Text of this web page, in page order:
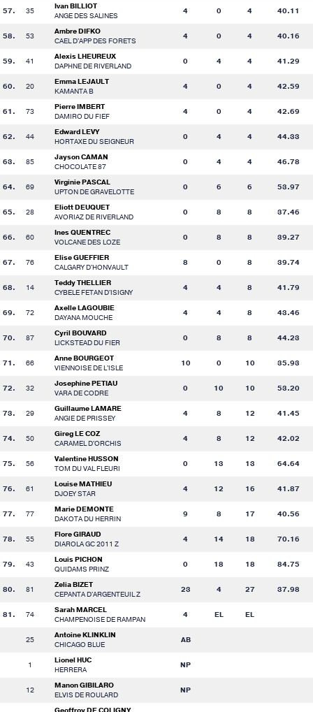
57. 35
Ivan BILLIOT
ANGE DES SALINES
4 0 4 40.11
58. 53
Ambre DIFKO
CAEL D'APP DES FORETS
4 0 4 40.16
59. 41
Alexis LHEUREUX
DAPHNE DE RIVERLAND
0 4 4 41.29
60. 20
Emma LEJAULT
KAMANTA B
4 0 4 42.59
61. 73
Pierre IMBERT
DAMIRO DU FIEF
4 0 4 42.69
62. 44
Edward LEVY
HORTAXE DU SEIGNEUR
0 4 4 44.33
63. 85
Jayson CAMAN
CHOCOLATE 87
0 4 4 46.78
64. 69
Virginie PASCAL
UPTON DE GRAVELOTTE
0 6 6 53.97
65. 28
Eliott DEUQUET
AVORIAZ DE RIVERLAND
0 8 8 37.46
66. 60
Ines QUENTREC
VOLCANE DES LOZE
0 8 8 39.27
67. 76
Elise GUEFFIER
CALGARY D'HONVAULT
8 0 8 39.74
68. 14
Teddy THELLIER
CYBELE FETAN D'ISIGNY
4 4 8 41.79
69. 72
Axelle LAGOUBIE
DAYANA MOUCHE
4 4 8 43.46
70. 87
Cyril BOUVARD
LICKSTEAD DU FIER
0 8 8 44.23
71. 66
Anne BOURGEOT
VIENNOISE DE L'ISLE
10 0 10 35.93
72. 32
Josephine PETIAU
VARA DE CODRE
0 10 10 53.20
73. 29
Guillaume LAMARE
ANGIE DE PRISSEY
4 8 12 41.45
74. 50
Gireg LE COZ
CARAMEL D'ORCHIS
4 8 12 42.02
75. 56
Valentine HUSSON
TOM DU VAL FLEURI
0 13 13 64.64
76. 61
Louise MATHIEU
DJOEY STAR
4 12 16 41.87
77. 77
Marie DEMONTE
DAKOTA DU HERRIN
9 8 17 40.56
78. 55
Flore GIRAUD
DIAROLA GC 2011 Z
4 14 18 70.16
79. 43
Louis PICHON
QUIDAMS PRINZ
0 18 18 84.75
80. 81
Zelia BIZET
CEPANTA D'ARGENTEUIL Z
23 4 27 37.98
81. 74
Sarah MARCEL
CHAMPENOISE DE RAMPAN
4 EL EL
25
Antoine KLINKLIN
CHICAGO BLUE
AB
1
Lionel HUC
HERRERA
NP
12
Manon GIBILARO
ELVIS DE ROULARD
NP
Geoffroy DE COLIGNY